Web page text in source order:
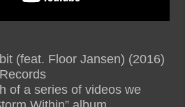
(feat. Floor Jansen) (2016)
of a series of videos we